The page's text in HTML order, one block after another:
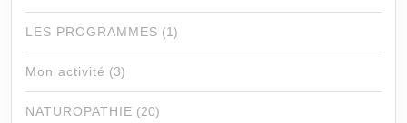
LES PROGRAMMES (1)
Mon activité (3)
NATUROPATHIE (20)